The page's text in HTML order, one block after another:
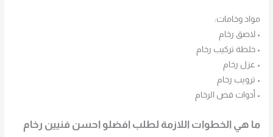
مواد وخامات:
• لاصق رخام
• خلطة تركيب رخام
• عزل رخام
• ترويب رخام
• أدوات قص الرخام
ما هي الخطوات اللازمة لطلب افضلو احسن فنيين رخام